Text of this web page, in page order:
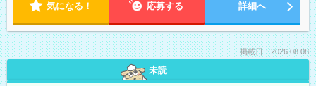
気になる！ 応募する 詳細へ
掲載日：2026.08.08
未読